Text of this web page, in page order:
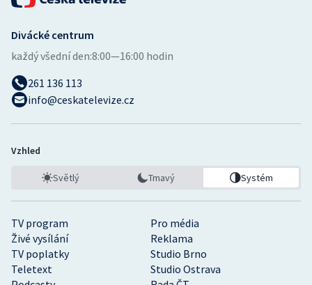
Veslování
Vodní slalom
Ostatní
TV program
Pro média
Živé vysílání
Reklama
TV poplatky
Studio Brno
Teletext
Studio Ostrava
Divácké centrum
každý všední den:8:00—16:00 hodin
261 136 113
info@ceskatelevize.cz
Vzhled
Světlý Tmavý Systém